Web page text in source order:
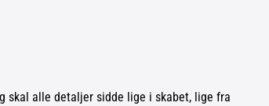
skal alle detaljer sidde lige i skabet, lige fra